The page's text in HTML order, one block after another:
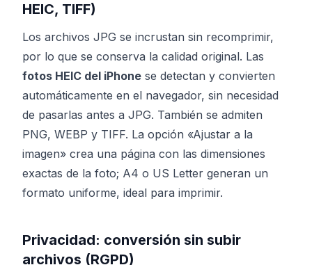
HEIC, TIFF)
Los archivos JPG se incrustan sin recomprimir,
por lo que se conserva la calidad original. Las
fotos HEIC del iPhone se detectan y convierten
automáticamente en el navegador, sin necesidad
de pasarlas antes a JPG. También se admiten
PNG, WEBP y TIFF. La opción «Ajustar a la
imagen» crea una página con las dimensiones
exactas de la foto; A4 o US Letter generan un
formato uniforme, ideal para imprimir.
Privacidad: conversión sin subir
archivos (RGPD)